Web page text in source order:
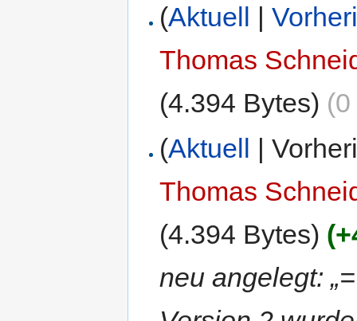
(Aktuell |
Thomas
(4.394 Bytes)
(Aktuell |
Thomas
(4.394 Bytes)
neu angelegt: